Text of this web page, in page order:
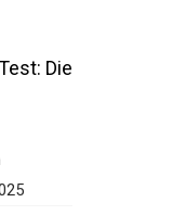
Die